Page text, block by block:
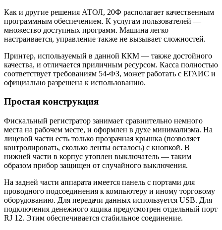
Как и другие решения АТОЛ, 20Ф располагает качественным
программным обеспечением. К услугам пользователей —
множество доступных программ. Машина легко
настраивается, управление также не вызывает сложностей.
Принтер, используемый в данной ККМ — также достойного
качества, и отличается приличным ресурсом. Касса полностью
соответствует требованиям 54-ФЗ, может работать с ЕГАИС и
официально разрешена к использованию.
Простая конструкция
Фискальный регистратор занимает сравнительно немного
места на рабочем месте, и оформлен в духе минимализма. На
лицевой части есть только прозрачная крышка (позволяет
контролировать, сколько ленты осталось) с кнопкой. В
нижней части в корпус утоплен выключатель — таким
образом прибор защищен от случайного выключения.
На задней части аппарата имеется панель с портами для
проводного подсоединения к компьютеру и иному торговому
оборудованию. Для передачи данных используется USB. Для
подключения денежного ящика предусмотрен отдельный порт
RJ 12. Этим обеспечивается стабильное соединение.